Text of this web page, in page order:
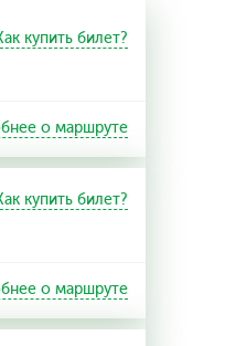
купить билет?
о маршруте
купить билет?
о маршруте